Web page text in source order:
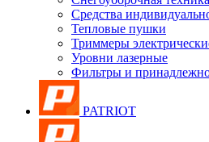
Средства
Тепловые пушки
Триммеры
Уровни лазерные
Фильтры и
PATRIOT